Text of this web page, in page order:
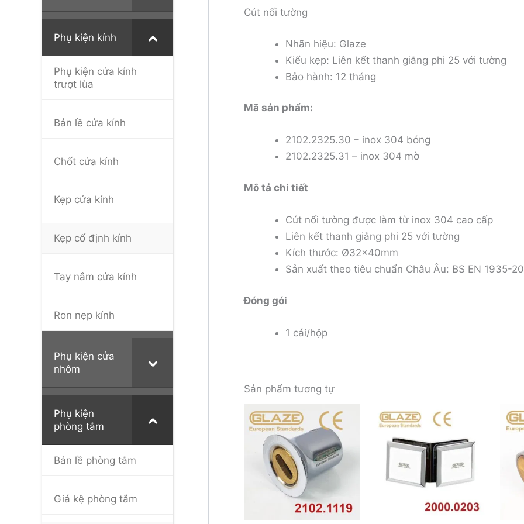
Phụ kiện kính
Phụ kiện cửa kính
trượt lùa
Bản lề cửa kính
Chốt cửa kính
Kẹp cửa kính
Kẹp cố định kính
Tay nắm cửa kính
Ron nẹp kính
Phụ kiện cửa
nhôm
Phụ kiện
phòng tắm
Bản lề phòng tắm
Giá kệ phòng tắm
Cút nối tường
Nhãn hiệu: Glaze
Kiểu kẹp: Liên kết thanh giằng phi 25 với tường
Bảo hành: 12 tháng
Mã sản phẩm:
2102.2325.30 – inox 304 bóng
2102.2325.31 – inox 304 mờ
Mô tả chi tiết
Cút nối tường được làm từ inox 304 cao cấp
Liên kết thanh giằng phi 25 với tường
Kích thước: Ø32x40mm
Sản xuất theo tiêu chuẩn Châu Âu: BS EN 1935-
Đóng gói
1 cái/hộp
Sản phẩm tương tự